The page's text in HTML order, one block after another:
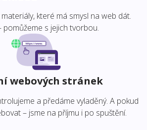
které má smysl na web dát.
pomůžeme s jejich tvorbou.
webových stránek
a předáme vyladěný. A pokud
– jsme na příjmu i po spuštění.